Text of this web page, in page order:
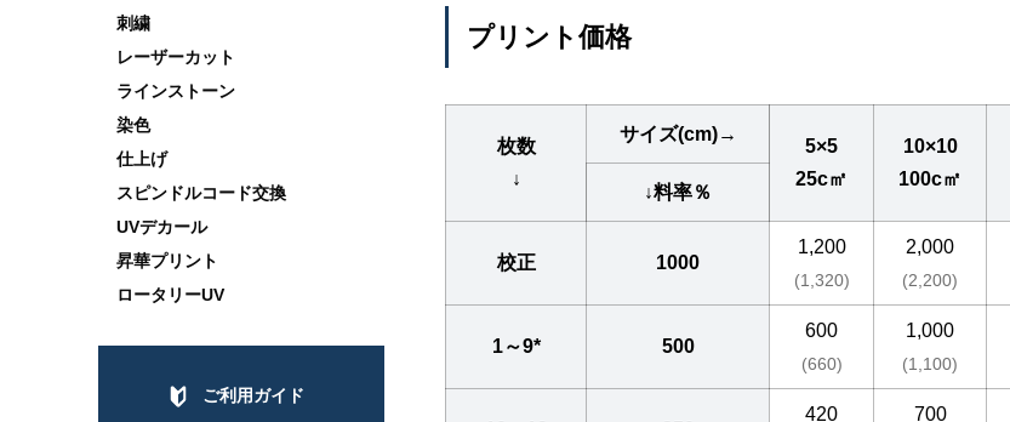
刺繍
レーザーカット
ラインストーン
染色
仕上げ
スピンドルコード交換
UVデカール
昇華プリント
ロータリーUV
ご利用ガイド
プリント価格
枚数
↓
サイズ(cm)→
5×5
25c㎡
10×10
100c㎡
↓料率％
校正 1000
1,200
(1,320)
2,000
(2,200)
1～9* 500
600
(660)
1,000
(1,100)
420 700